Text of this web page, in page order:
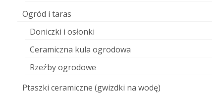
Ogród i taras
Doniczki i osłonki
Ceramiczna kula ogrodowa
Rzeźby ogrodowe
Ptaszki ceramiczne (gwizdki na wodę)